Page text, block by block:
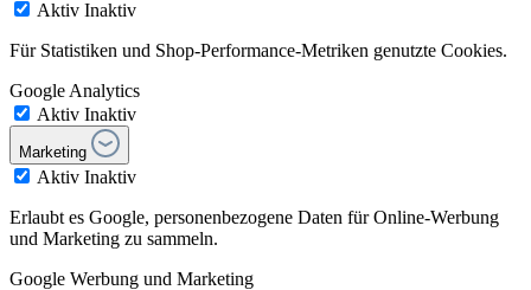
Aktiv Inaktiv
Für Statistiken und Shop-Performance-Metriken genutzte Cookies.
Google Analytics
Aktiv Inaktiv
Marketing
Aktiv Inaktiv
Erlaubt es Google, personenbezogene Daten für Online-Werbung
und Marketing zu sammeln.
Google Werbung und Marketing